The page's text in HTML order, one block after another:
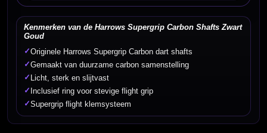
Kenmerken van de Harrows Supergrip Carbon Shafts Zwart
Goud
✓Originele Harrows Supergrip Carbon dart shafts
✓Gemaakt van duurzame carbon samenstelling
✓ Licht, sterk en slijtvast
✓ Inclusief ring voor stevige flight grip
✓Supergrip flight klemsysteem